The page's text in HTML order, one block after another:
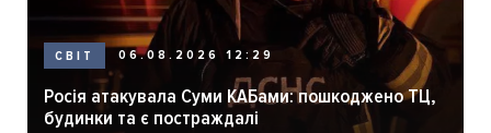
СВІТ 06.08.2026 12:29
Росія атакувала Суми КАБами: пошкоджено ТЦ,
будинки та є постраждалі